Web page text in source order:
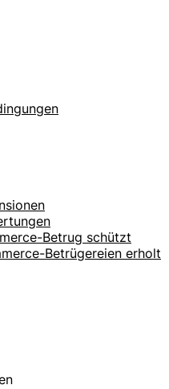
Betrug schützt
Betrügereien erholt